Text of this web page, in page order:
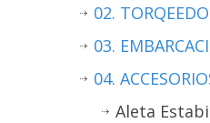
02. TORQEEDO
03.
04.
Aleta